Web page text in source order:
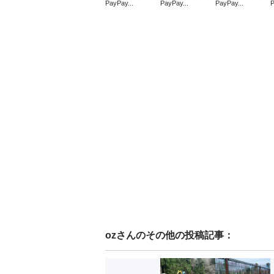
PayPay...
PayPay...
PayPay...
ozさんのその他の投稿記事：